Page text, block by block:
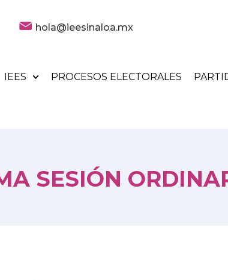
hola@ieesinaloa.mx
IEES PROCESOS ELECTORALES
SESIÓN